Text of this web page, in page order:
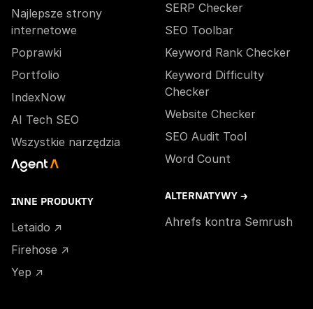
Najlepsze strony
internetowe
Poprawki
Portfolio
IndexNow
AI Tech SEO
Wszystkie narzędzia
INNE PRODUKTY
Letaido ↗
Firehose ↗
Yep ↗
SERP Checker
SEO Toolbar
Keyword Rank Checker
Keyword Difficulty
Checker
Website Checker
SEO Audit Tool
Word Count
ALTERNATYWY →
Ahrefs kontra Semrush